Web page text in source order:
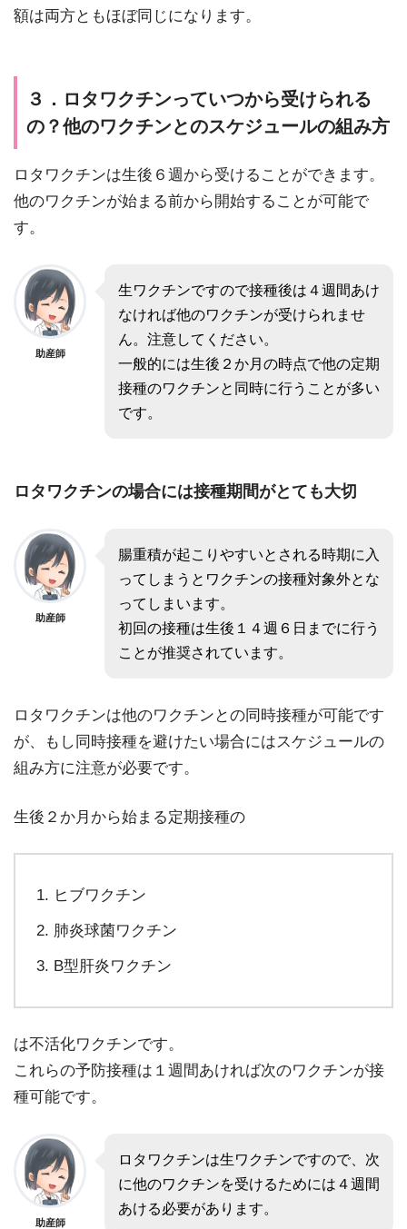
額は両方ともほぼ同じになります。
３．ロタワクチンっていつから受けられる
の？他のワクチンとのスケジュールの組み方
ロタワクチンは生後６週から受けることができます。
他のワクチンが始まる前から開始することが可能で
す。
助産師
生ワクチンですので接種後は４週間あけ
なければ他のワクチンが受けられませ
ん。注意してください。
一般的には生後２か月の時点で他の定期
接種のワクチンと同時に行うことが多い
です。
ロタワクチンの場合には接種期間がとても大切
助産師
腸重積が起こりやすいとされる時期に入
ってしまうとワクチンの接種対象外とな
ってしまいます。
初回の接種は生後１４週６日までに行う
ことが推奨されています。
ロタワクチンは他のワクチンとの同時接種が可能です
が、もし同時接種を避けたい場合にはスケジュールの
組み方に注意が必要です。
生後２か月から始まる定期接種の
ヒブワクチン
肺炎球菌ワクチン
B型肝炎ワクチン
は不活化ワクチンです。
これらの予防接種は１週間あければ次のワクチンが接
種可能です。
助産師
ロタワクチンは生ワクチンですので、次
に他のワクチンを受けるためには４週間
あける必要があります。